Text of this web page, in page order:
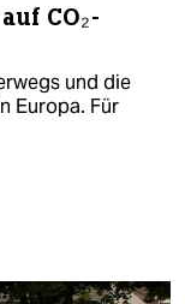
CO₂-
und die
Europa. Für